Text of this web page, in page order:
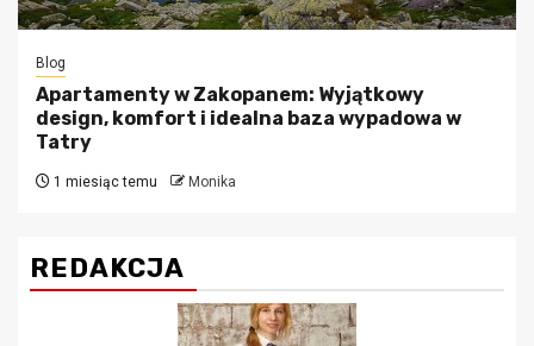
Blog
Apartamenty w Zakopanem: Wyjątkowy
design, komfort i idealna baza wypadowa w
Tatry
1 miesiąc temu Monika
REDAKCJA